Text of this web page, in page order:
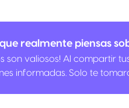
realmente piensas
son valiosos! Al compartir
informadas. Solo te